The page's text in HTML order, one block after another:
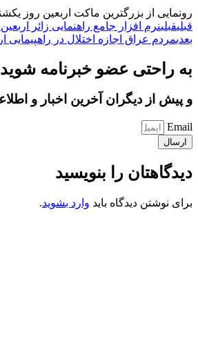
رونمایی از بزرگترین ماکت اربعین روز یکشنبه ۱۴ مهر ساعت ۱۵ در برج
قبلیقبلینرم افزار جامع راهنمایی زائر
بعدیمردم عراق اجازه اختلال در راهپیمایی
به راحتی عضو خبرنامه شوید
و پیش از دیگران آخرین اخبار و
Email
ارسال
دیدگاهتان را بنویسید
برای نوشتن دیدگاه باید وارد بشوید.